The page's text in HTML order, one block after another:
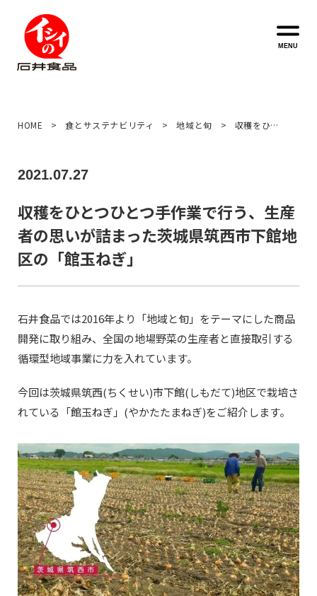
MENU
HOME 食とサステナビリティ 地域と旬
収穫をひと
まった茨城
県筑西市下
ぎ」
2021.07.27
収穫をひとつひとつ手作業で行う、生産
者の思いが詰まった茨城県筑西市下館地
区の「館玉ねぎ」
石井食品では2016年より「地域と旬」をテーマにした商品
開発に取り組み、全国の地場野菜の生産者と直接取引する
循環型地域事業に力を入れています。
今回は茨城県筑西(ちくせい)市下館(しもだて)地区で栽培さ
れている「館玉ねぎ」(やかたたまねぎ)をご紹介します。